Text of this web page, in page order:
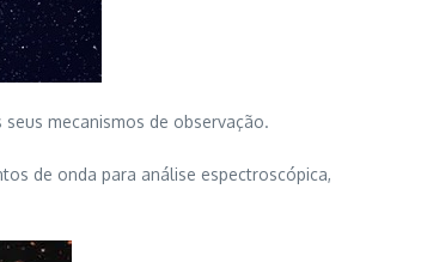
mecanismos de observação.
de onda para análise espectroscópica,